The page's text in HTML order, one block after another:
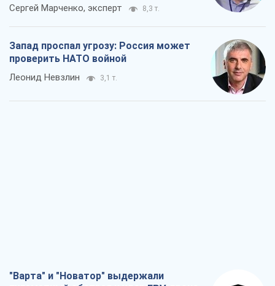
Сергей Марченко, эксперт 8,3 т.
Запад проспал угрозу: Россия может
проверить НАТО войной
Леонид Невзлин 3,1 т.
"Варта" и "Новатор" выдержали